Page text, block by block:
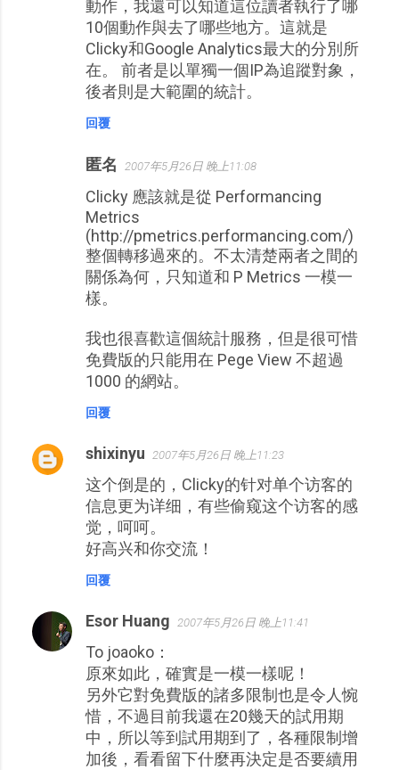
動作，我還可以知道這位讀者執行了哪
10個動作與去了哪些地方。這就是
Clicky和Google Analytics最大的分別所
在。 前者是以單獨一個IP為追蹤對象，
後者則是大範圍的統計。
回覆
匿名 2007年5月26日 晚上11:08
Clicky 應該就是從 Performancing
Metrics
(http://pmetrics.performancing.com/)
整個轉移過來的。不太清楚兩者之間的
關係為何，只知道和 P Metrics 一模一
樣。
我也很喜歡這個統計服務，但是很可惜
免費版的只能用在 Pege View 不超過
1000 的網站。
回覆
shixinyu 2007年5月26日 晚上11:23
这个倒是的，Clicky的针对单个访客的
信息更为详细，有些偷窥这个访客的感
觉，呵呵。
好高兴和你交流！
回覆
Esor Huang 2007年5月26日 晚上11:41
To joaoko：
原來如此，確實是一模一樣呢！
另外它對免費版的諸多限制也是令人惋
惜，不過目前我還在20幾天的試用期
中，所以等到試用期到了，各種限制增
加後，看看留下什麼再決定是否要續用